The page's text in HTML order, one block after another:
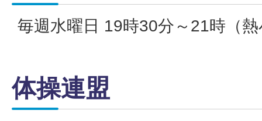
毎週水曜日 19時30分～21時（
体操連盟